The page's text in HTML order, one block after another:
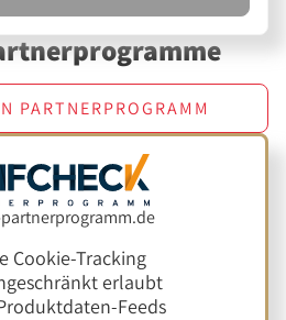
PARTNERPROGRAMM
Cookie-Tracking
erlaubt
Feeds